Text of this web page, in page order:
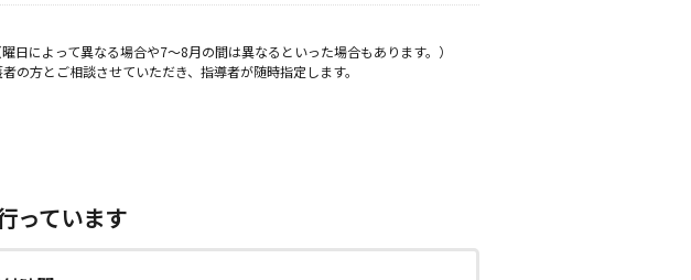
によって異なる場合や7～8月の間は異なるといった場合もあります。）
方とご相談させていただき、指導者が随時指定します。
っています